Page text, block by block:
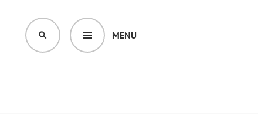
MENU
SEARCH